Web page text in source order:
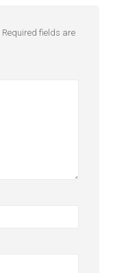
Required fields are